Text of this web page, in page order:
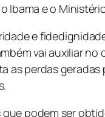
Ibama e o
e
vai auxiliar
as perdas
podem ser